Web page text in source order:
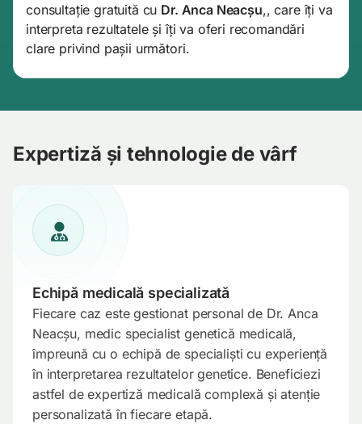
consultație gratuită cu Dr. Anca Neacșu,, care îți va
interpreta rezultatele și îți va oferi recomandări
clare privind pașii următori.
Expertiză și tehnologie de vârf
Echipă medicală specializată
Fiecare caz este gestionat personal de Dr. Anca
Neacșu, medic specialist genetică medicală,
împreună cu o echipă de specialiști cu experiență
în interpretarea rezultatelor genetice. Beneficiezi
astfel de expertiză medicală complexă și atenție
personalizată în fiecare etapă.